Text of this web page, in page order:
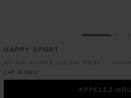
ALLER À
HAPPY SPORT
25 MM, QUARTZ, LUCENT STEEL™,
CHF 8,890
APPELEZ-